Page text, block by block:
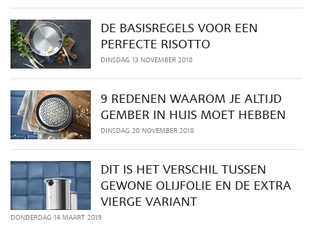
DE BASISREGELS VOOR EEN
PERFECTE RISOTTO
DINSDAG 13 NOVEMBER 2018
9 REDENEN WAAROM JE ALTIJD
GEMBER IN HUIS MOET HEBBEN
DINSDAG 20 NOVEMBER 2018
DIT IS HET VERSCHIL TUSSEN
GEWONE OLIJFOLIE EN DE EXTRA
VIERGE VARIANT
DONDERDAG 14 MAART 2019